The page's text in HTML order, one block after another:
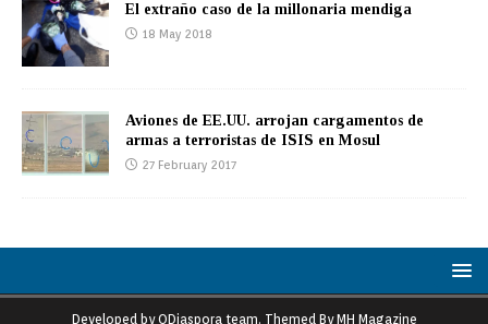
El extraño caso de la millonaria mendiga
18 May 2018
Aviones de EE.UU. arrojan cargamentos de
armas a terroristas de ISIS en Mosul
27 February 2017
Developed by ODiaspora team. Themed By MH Magazine